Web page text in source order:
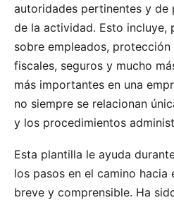
autoridades pertinentes y de
de la actividad. Esto incluye,
sobre empleados, protección
fiscales, seguros y mucho
más importantes en una
no siempre se relacionan
y los procedimientos
Esta plantilla le ayuda
los pasos en el camino
breve y comprensible. Ha